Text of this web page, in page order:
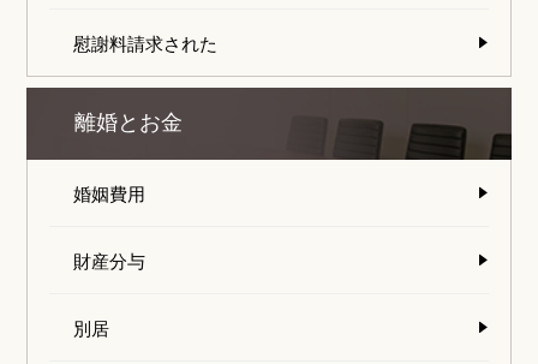
慰謝料請求された
離婚とお金
婚姻費用
財産分与
別居